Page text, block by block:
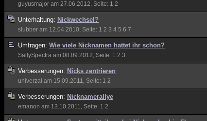
guyusmajor am 27.06.2012, Seite: 1 2
Unterhaltung: Nickwechsel?
slubber am 12.04.2010, Seite: 1 2 3 4 5 6 7
Umfragen: Wie viele Nicknamen hattet ihr schon?
SallySpectra am 08.09.2012, Seite: 1 2 3
Verbesserungen: Nicks zentrieren
univerzal am 15.09.2011, Seite: 1 2
Verbesserungen: Nicknamerallye
emanon am 13.10.2011, Seite: 1 2